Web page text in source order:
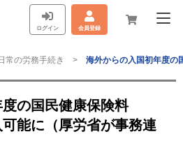
ログイン 会員登録
日常の労務手続き 海外からの入国初年度
の国民健康保険料
能に（厚労省が事務連